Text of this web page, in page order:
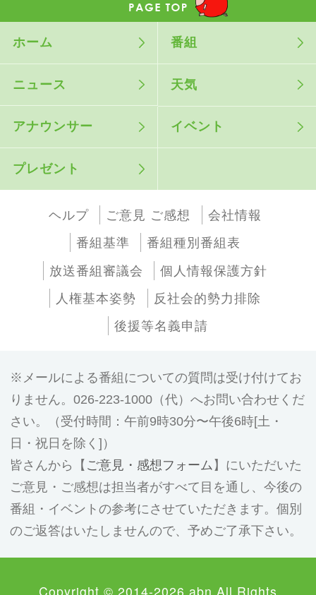
ホーム 番組
ニュース 天気
アナウンサー イベント
プレゼント
ヘルプ ご意見 ご感想
会社情報
番組基準
番組種別番組表
放送番組審議会
個人情報保護方針
人権基本姿勢
反社会的勢力排除
後援等名義申請
メールによる番組についての質問は受け付けてお
りません。026-223-1000（代）へお問い合わせくだ
さい。（受付時間：午前9時30分〜午後6時[土・
日・祝日を除く]）
皆さんから【 ご意見・感想フォーム 】にいただいた
ご意見・ご感想は担当者がすべて目を通し、今後の
番組・イベントの参考にさせていただきます。個別
のご返答はいたしませんので、予めご了承下さい。
Copyright © 2014-2026 abn All Rights